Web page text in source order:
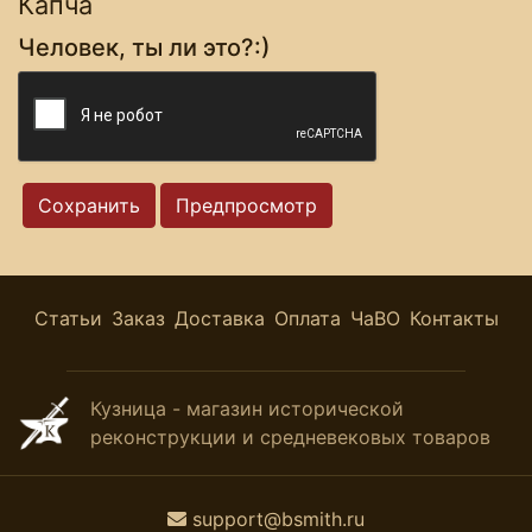
Человек, ты ли это?:)
Статьи Заказ Доставка Оплата ЧаВО Контакты
Кузница - магазин исторической
реконструкции и средневековых товаров
support@bsmith.ru